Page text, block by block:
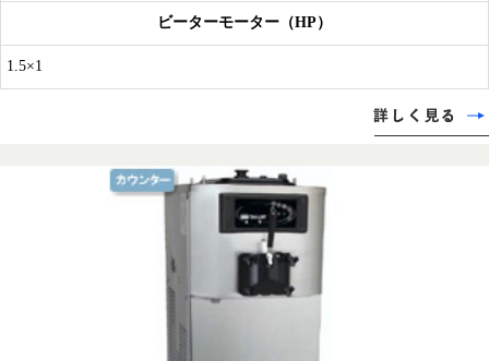
ビーターモーター（HP）
1.5×1